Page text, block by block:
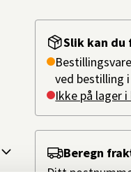
Slik kan du
ved bestilling
Ikke på lager
Beregn
Ditt